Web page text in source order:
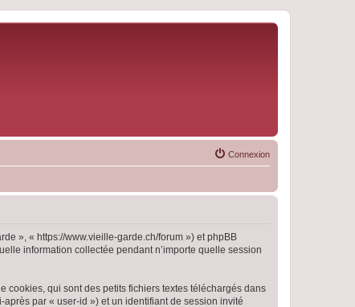
Connexion
», « https://www.vieille-garde.ch/forum ») et phpBB
information collectée pendant n’importe quelle session
cookies, qui sont des petits fichiers textes téléchargés dans
par « user-id ») et un identifiant de session invité